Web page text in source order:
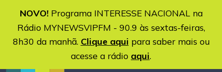
NOVO!Programa INTERESSE NACIONAL na
Rádio MYNEWSVIPFM - 90.9 às sextas-feiras,
8h30 da manhã. Clique aqui para saber mais ou
acesse a rádio aqui.